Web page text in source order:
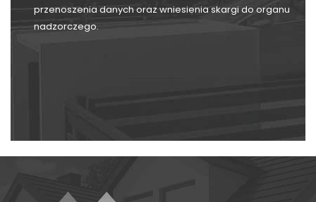
przenoszenia danych oraz wniesienia skargi do organu
nadzorczego.